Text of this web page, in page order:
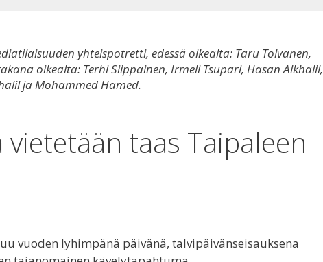
yhteispotretti, edessä oikealta: Taru Tolvanen,
oikealta: Terhi Siippainen, Irmeli Tsupari, Hasan Alkhalil,
ja Mohammed Hamed.
taas Taipaleen
vuoden lyhimpänä päivänä, talvipäivänseisauksena